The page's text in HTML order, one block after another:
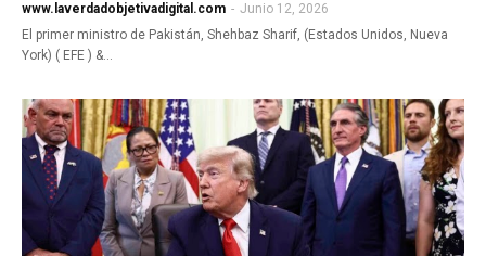
www.laverdadobjetivadigital.com - Junio 12, 2026
El primer ministro de Pakistán, Shehbaz Sharif, (Estados Unidos, Nueva
York) ( EFE ) &…